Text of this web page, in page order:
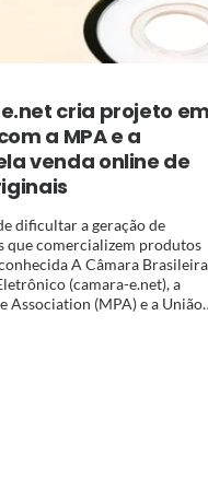
cria projeto em
a MPA e a
venda online de
dificultar a geração de
que comercializem produtos
A Câmara Brasileira
(camara-e.net), a
Association (MPA) e a